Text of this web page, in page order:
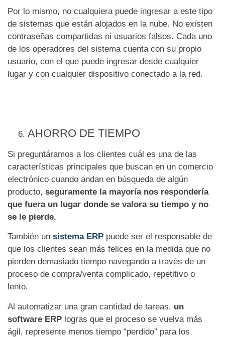
Por lo mismo, no cualquiera puede ingresar a este tipo
de sistemas que están alojados en la nube. No existen
contraseñas compartidas ni usuarios falsos. Cada uno
de los operadores del sistema cuenta con su propio
usuario, con el que puede ingresar desde cualquier
lugar y con cualquier dispositivo conectado a la red.
AHORRO DE TIEMPO
Si preguntáramos a los clientes cuál es una de las
características principales que buscan en un comercio
electrónico cuando andan en búsqueda de algún
producto, seguramente la mayoría nos respondería
que fuera un lugar donde se valora su tiempo y no
se le pierde.
También un sistema ERP puede ser el responsable de
que los clientes sean más felices en la medida que no
pierden demasiado tiempo navegando a través de un
proceso de compra/venta complicado, repetitivo o
lento.
Al automatizar una gran cantidad de tareas, un
software ERP logras que el proceso se vuelva más
ágil, represente menos tiempo “perdido” para los